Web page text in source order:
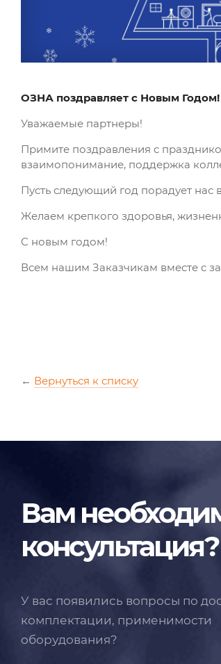
ОЗНА поздравляет с Новым Годом!
Уважаемые партнеры!
Примите поздравления с
взаимопонимание, поддержка
Пусть следующий год порадует
Желаем крепкого здоровья,
С новым годом!
Всем нашим Заказчикам вместе с
← Вернуться к списку
Вам
консультация?
У вас появились вопросы по
комплектации, применимости
оборудования?